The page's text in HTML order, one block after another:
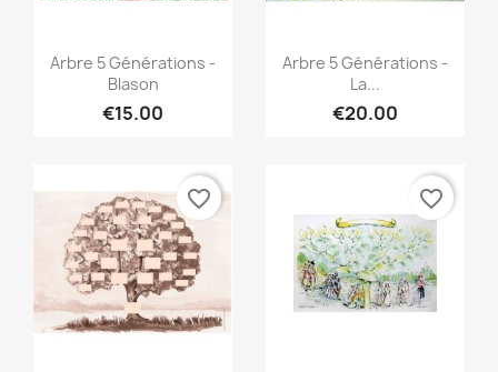
Quick view
Arbre 5 Générations -
Blason
€15.00
Quick view
Arbre 5 Générations -
La...
€20.00
favorite_border favorite_border